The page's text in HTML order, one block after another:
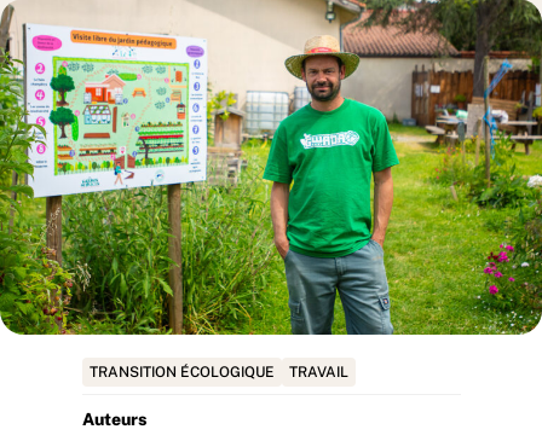
TRANSITION ÉCOLOGIQUE TRAVAIL
Auteurs